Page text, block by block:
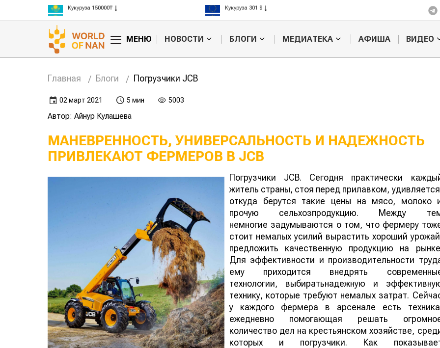
Кукуруза 150000₸
Рис 300000₸
Пшеница 3 класс 125000₸
Кукуруза 301 $
Рис 408 $
МЕНЮ НОВОСТИ БЛОГИ МЕДИАТЕКА АФИША ВИДЕО
Главная Блоги Погрузчики JCB
02 март 2021 5 мин 5003
Автор: Айнур Кулашева
МАНЕВРЕННОСТЬ, УНИВЕРСАЛЬНОСТЬ И НАДЕЖНОСТЬ
ПРИВЛЕКАЮТ ФЕРМЕРОВ В JCB
Погрузчики JCB. Сегодня практически
житель страны, стоя перед прилавком,
откуда берутся такие цены на мясо, молоко
прочую сельхозпродукцию. Между
немногие задумываются о том, что фермеру
стоит немалых усилий вырастить хороший
предложить качественную продукцию на
Для эффективности и производительности
ему приходится внедрять
технологии, выбиратьнадежную и
технику, которые требуют немалых затрат.
у каждого фермера в арсенале есть
ежедневно помогающая решать
количество дел на крестьянском хозяйстве,
которых и погрузчики. Как
Тренды в уборке
картофеля
осторожно,
вызывает
привыкание